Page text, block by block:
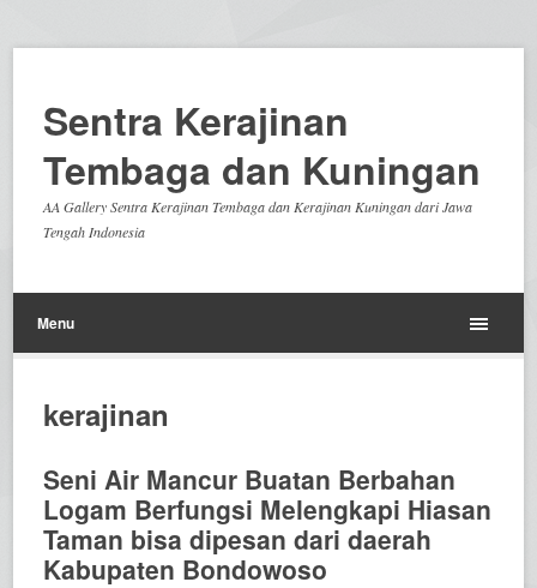
Sentra Kerajinan
Tembaga dan Kuningan
AA Gallery Sentra Kerajinan Tembaga dan Kerajinan Kuningan dari Jawa
Tengah Indonesia
Menu
kerajinan
Seni Air Mancur Buatan Berbahan
Logam Berfungsi Melengkapi Hiasan
Taman bisa dipesan dari daerah
Kabupaten Bondowoso